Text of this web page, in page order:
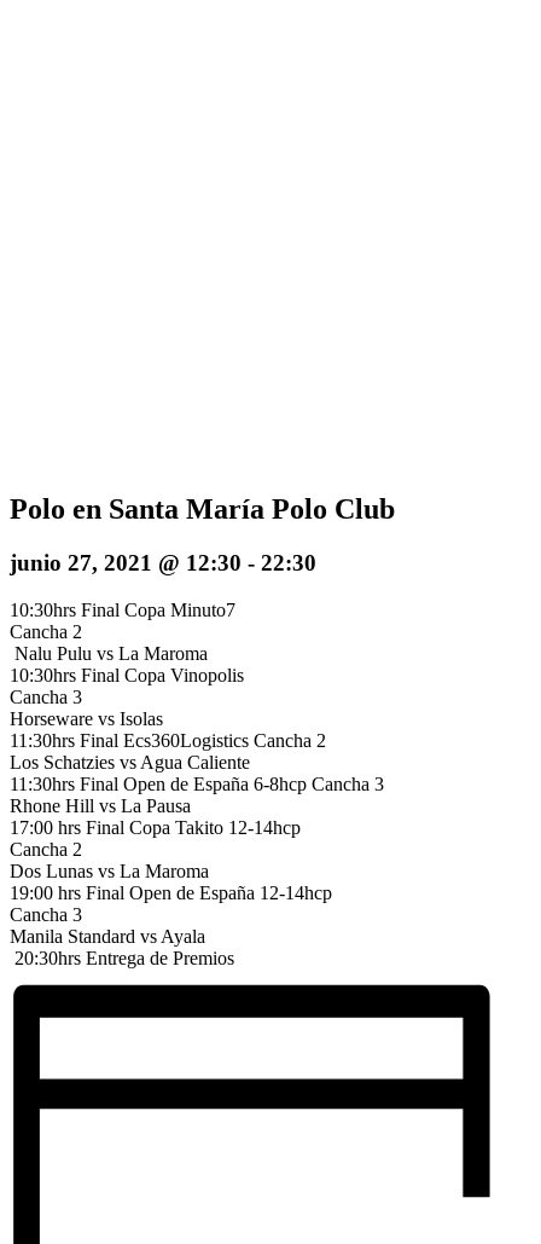
Polo en Santa María Polo Club
junio 27, 2021 @ 12:30 - 22:30
10:30hrs Final Copa Minuto7
Cancha 2
Nalu Pulu vs La Maroma
10:30hrs Final Copa Vinopolis
Cancha 3
Horseware vs Isolas
11:30hrs Final Ecs360Logistics Cancha 2
Los Schatzies vs Agua Caliente
11:30hrs Final Open de España 6-8hcp Cancha 3
Rhone Hill vs La Pausa
17:00 hrs Final Copa Takito 12-14hcp
Cancha 2
Dos Lunas vs La Maroma
19:00 hrs Final Open de España 12-14hcp
Cancha 3
Manila Standard vs Ayala
20:30hrs Entrega de Premios